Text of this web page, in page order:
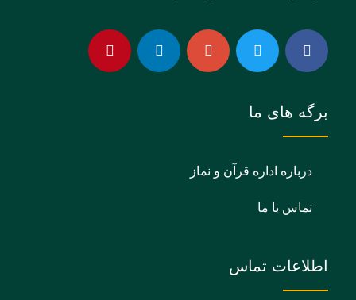
برگه های ما
درباره اداره قرآن و نماز
تماس با ما
اطلاعات تماس